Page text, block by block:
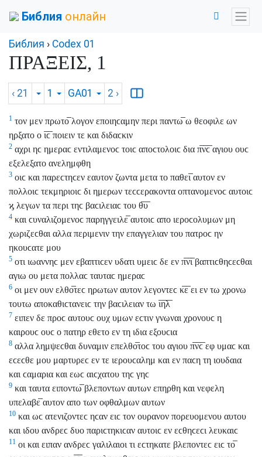
Библия онлайн
Библия › Codex 01
ΠΡΑΞΕΙΣ, 1
‹ 21 1 GA01 2 ›
1 τον μεν πρωτο̅ λογον εποιηϲαμην περι παντω̅ ω θεοφιλε ων
ηρξατο ο ι̅ϲ̅ ποιειν τε και διδαϲκιν
2 αχρι ηϲ ημεραϲ εντιλαμενοϲ τοιϲ αποϲτολοιϲ δια π̅ν̅ϲ̅ αγιου ουϲ
εξελεξατο ανελημφθη
3 οιϲ και παρεϲτηϲεν εαυτον ζωντα μετα το παθει̅ αυτον εν
πολλοιϲ τεκμηριοιϲ δι ημερων τεϲϲερακοντα οπτανομενοϲ αυτοιϲ
ϗ λεγων τα περι τηϲ βαϲιλειαϲ του θ̅υ̅
4 και ϲυναλιζομενοϲ παρηγγειλε̅ αυτοιϲ απο ιεροϲολυμων μη
χωριζεϲθαι αλλα περιμενιν την επαγγελιαν του πατροϲ ην
ηκουϲατε μου
5 οτι ιωαννηϲ μεν εβαπτιϲεν υδατι υμειϲ δε εν π̅ν̅ι̅ βαπτιϲθηϲεϲθαι
αγιω ου μετα πολλαϲ ταυταϲ ημεραϲ
6 οι μεν ουν ελθο̅τεϲ ηρωτων αυτον λεγοντεϲ κ̅ε̅ ει εν τω χρονω
τουτω αποκαθιϲτανειϲ την βαϲιλειαν τω ι̅η̅λ̅
7 ειπεν δε προϲ αυτουϲ ουχ υμων εϲτιν γνωναι χρονουϲ η
καιρουϲ ουϲ ο πατηρ εθετο εν τη ιδια εξουϲια
8 αλλα λημψεϲθαι δυναμιν επελθο̅τοϲ του αγιου π̅ν̅ϲ̅ εφ υμαϲ και
εϲεϲθε μου μαρτυρεϲ εν τε ιερουϲαλημ και εν παϲη τη ιουδαια
και ϲαμαρια και εωϲ αιϲχατου τηϲ γηϲ
9 και ταυτα ειποντω̅ βλεποντων αυτων επηρθη και νεφελη
υπελαβε̅ αυτον απο των οφθαλμων αυτων
10 και ωϲ ατενιζοντεϲ ηϲαν ειϲ τον ουρανον πορευομενου αυτου
και ιδου ανδρεϲ δυο παριϲτηκιϲαν αυτοιϲ εν εϲθηϲεϲι λευκαιϲ
11 οι και ειπαν ανδρεϲ γαλιλαιοι τι εϲτηκατε βλεποντεϲ ειϲ το̅